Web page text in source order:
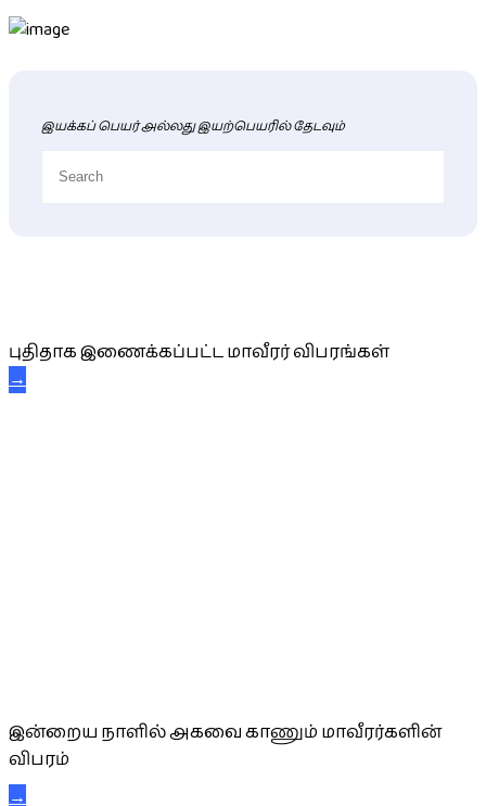
இயக்கப் பெயர் அல்லது இயற்பெயரில் தேடவும்
புதிதாக இணைக்கப்பட்ட மாவீரர் விபரங்கள்
→
இன்றைய நாளில் அகவை காணும் மாவீரர்களின்
விபரம்
→